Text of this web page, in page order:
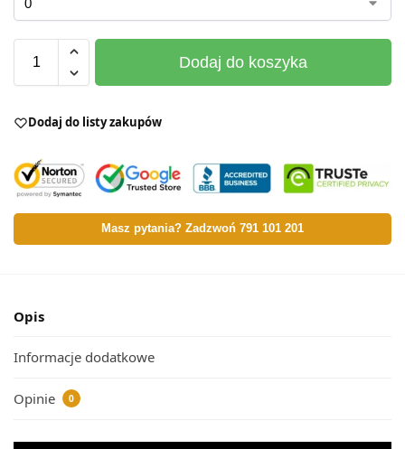
Dodaj do koszyka
Dodaj do listy zakupów
Masz pytania? Zadzwoń 791 101 201
Opis
Informacje dodatkowe
Opinie 0